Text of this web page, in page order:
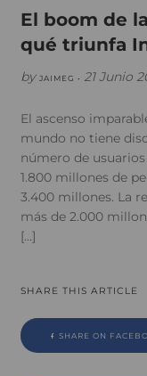
El boom de
qué triunfa
by JAIMEG • 21 Junio
El ascenso
mundo no tiene
número de
1.800 millones de
3.400 millones. La
más de 2.000
[…]
SHARE THIS ARTICLE
SHARE ON